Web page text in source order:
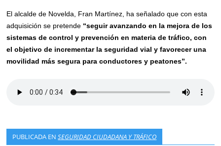
El alcalde de Novelda, Fran Martínez, ha señalado que con esta
adquisición se pretende “seguiravanzando en la mejora de los
sistemas de control y prevención en materia de tráfico, con
el objetivo de incrementar la seguridad vial y favorecer una
movilidad más segura para conductores y peatones”.
PUBLICADA ENSEGURIDAD CIUDADANA Y TRÁFICO